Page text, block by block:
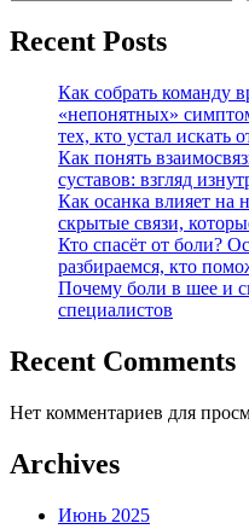
Recent Posts
Как собрать команду
«непонятных»
тех, кто устал искать
Как понять
суставов: взгляд
Как осанка влияет на
скрытые связи,
Кто спасёт от боли?
разбираемся, кто
Почему боли в шее и
специалистов
Recent Comments
Нет комментариев для
Archives
Июнь 2025